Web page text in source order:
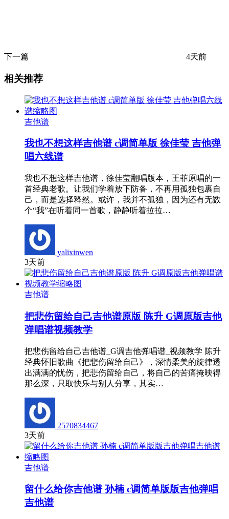
下一篇 4天前
相关推荐
吉他谱
我也不想这样吉他谱 c调简单版 徐佳莹 吉他弹
唱六线谱
我也不想这样吉他谱，徐佳莹翻唱版本，王菲原唱的一
首经典老歌。让我们学着放下防备，不再用孤独包裹自
己，而是选择释然。或许，我并不孤独，因为还有无数
个“我”在听着同一首歌，静静听着拉拉…
yalixinwen
3天前
吉他谱
把悲伤留给自己吉他谱原版 陈升 G调原版吉他
弹唱谱视频教学
把悲伤留给自己吉他谱_G调吉他弹唱谱_视频教学 陈升
经典怀旧歌曲《把悲伤留给自己》，深情柔美的旋律透
出满满的忧伤，把悲伤留给自己，将自己的苦痛掩映得
那么深，只取快乐与别人分享，其实…
2570834467
3天前
吉他谱
留什么给你吉他谱 孙楠 c调简单版版吉他弹唱
吉他谱